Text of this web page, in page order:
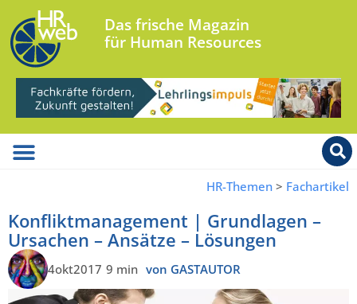
Das frische Magazin
für Human Resources
HR-Themen > Fachartikel
Konfliktmanagement | Grundlagen –
Ursachen – Ansätze – Lösungen
4okt2017 9 min von GASTAUTOR